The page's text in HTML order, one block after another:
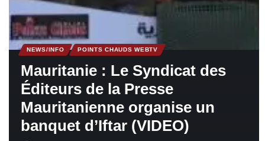
NEWS/INFO POINTS CHAUDS WEBTV
Mauritanie : Le Syndicat des
Éditeurs de la Presse
Mauritanienne organise un
banquet d’Iftar (VIDEO)